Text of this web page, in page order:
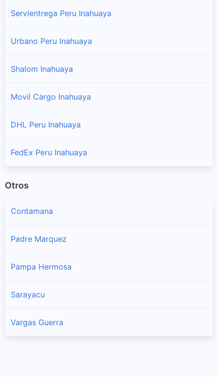
Servientrega Peru Inahuaya
Urbano Peru Inahuaya
Shalom Inahuaya
Movil Cargo Inahuaya
DHL Peru Inahuaya
FedEx Peru Inahuaya
Otros
Contamana
Padre Marquez
Pampa Hermosa
Sarayacu
Vargas Guerra